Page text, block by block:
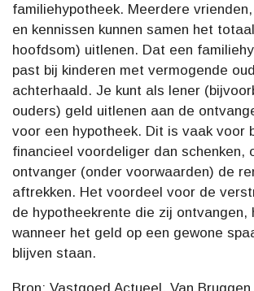
familiehypotheek. Meerdere
en kennissen kunnen samen het
hoofdsom) uitlenen. Dat een
past bij kinderen met vermogende
achterhaald. Je kunt als lener
ouders) geld uitlenen aan de
voor een hypotheek. Dit is vaak voor
financieel voordeliger dan schenken,
ontvanger (onder voorwaarden) de
aftrekken. Het voordeel voor de
de hypotheekrente die zij ontvangen,
wanneer het geld op een gewone
blijven staan.
Bron: Vastgoed Actueel, Van